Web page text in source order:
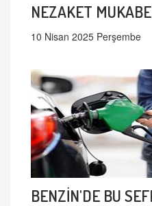
NEZAKET
10 Nisan 2025 Perşembe
BENZİN'DE BU